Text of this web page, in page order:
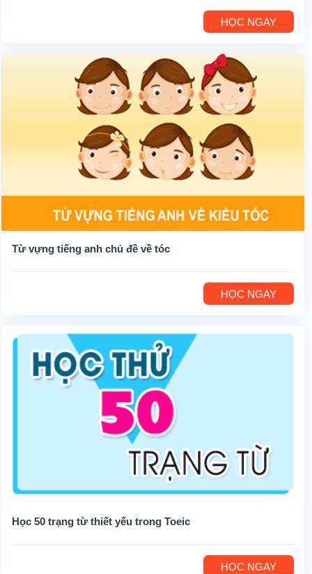
HỌC NGAY
Từ vựng tiếng anh chủ đề về tóc
HỌC NGAY
Học 50 trạng từ thiết yếu trong Toeic
HỌC NGAY